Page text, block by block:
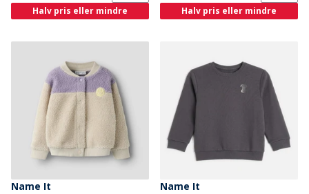
Halv pris eller mindre Halv pris eller mindre
Name It
Name It